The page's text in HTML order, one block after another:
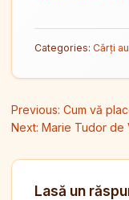
Categories: Cărți
Navigare în
Previous: Cum vă
Next: Marie Tudor de
Lasă un